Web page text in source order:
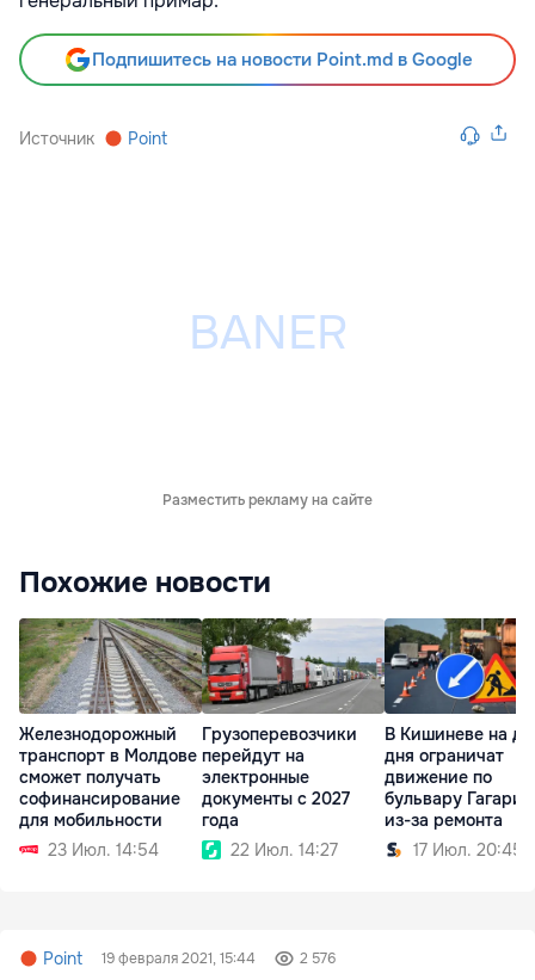
Подпишитесь на новости Point.md в Google
Источник Point
Разместить рекламу на сайте
Похожие новости
Железнодорожный
транспорт в Молдове
сможет получать
софинансирование
для мобильности
23 Июл. 14:54
Грузоперевозчики
перейдут на
электронные
документы с 2027
года
22 Июл. 14:27
В Кишиневе на
дня ограничат
движение по
бульвару
из-за ремонта
17 Июл. 20:45
Point 19 февраля 2021, 15:44 2 576